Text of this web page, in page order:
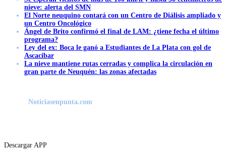
nieve: alerta del SMN
El Norte neuquino contará con un Centro de Diálisis ampliado y
un Centro Oncológico
Ángel de Brito confirmó el final de LAM: ¿tiene fecha el último
programa?
Ley del ex: Boca le ganó a Estudiantes de La Plata con gol de
Ascacibar
La nieve mantiene rutas cerradas y complica la circulación en
gran parte de Neuquén: las zonas afectadas
Noticiasenpunta.com
Descargar APP